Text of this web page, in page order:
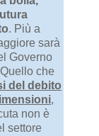
. Più a
sarà
Governo
che
del debito
,
non è
settore